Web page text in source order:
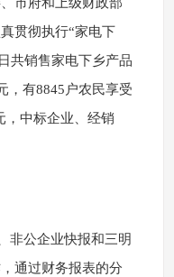
贯彻执行“家电下
共销售家电下乡产品
，有8845户农民享受
，中标企业、经销
非公企业快报和三明
通过财务报表的分